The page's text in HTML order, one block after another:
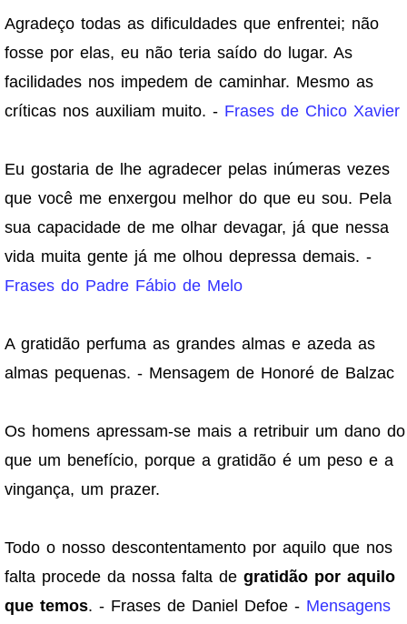
Agradeço todas as dificuldades que enfrentei; não
fosse por elas, eu não teria saído do lugar. As
facilidades nos impedem de caminhar. Mesmo as
críticas nos auxiliam muito. - Frases de Chico Xavier
Eu gostaria de lhe agradecer pelas inúmeras vezes
que você me enxergou melhor do que eu sou. Pela
sua capacidade de me olhar devagar, já que nessa
vida muita gente já me olhou depressa demais. -
Frases do Padre Fábio de Melo
A gratidão perfuma as grandes almas e azeda as
almas pequenas. - Mensagem de Honoré de Balzac
Os homens apressam-se mais a retribuir um dano do
que um benefício, porque a gratidão é um peso e a
vingança, um prazer.
Todo o nosso descontentamento por aquilo que nos
falta procede da nossa falta de gratidão por aquilo
que temos. - Frases de Daniel Defoe - Mensagens